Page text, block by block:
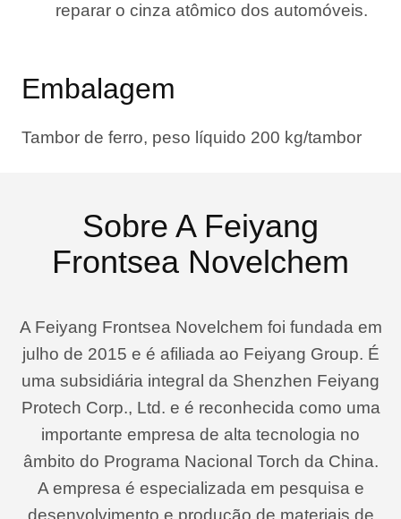
reparar o cinza atômico dos automóveis.
Embalagem
Tambor de ferro, peso líquido 200 kg/tambor
Sobre A Feiyang
Frontsea Novelchem
A Feiyang Frontsea Novelchem foi fundada em
julho de 2015 e é afiliada ao Feiyang Group. É
uma subsidiária integral da Shenzhen Feiyang
Protech Corp., Ltd. e é reconhecida como uma
importante empresa de alta tecnologia no
âmbito do Programa Nacional Torch da China.
A empresa é especializada em pesquisa e
desenvolvimento e produção de materiais de